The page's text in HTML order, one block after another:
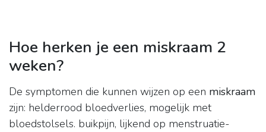
Hoe herken je een miskraam 2
weken?
De symptomen die kunnen wijzen op een miskraam
zijn: helderrood bloedverlies, mogelijk met
bloedstolsels. buikpijn, lijkend op menstruatie-